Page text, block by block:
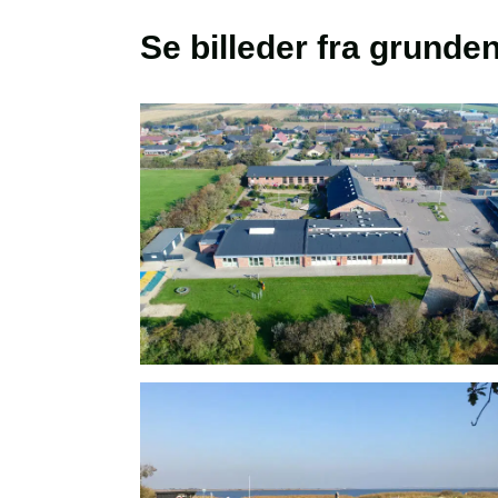
Se billeder fra